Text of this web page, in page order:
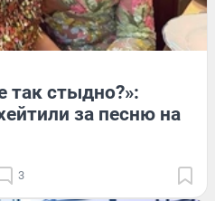
так стыдно?»:
за песню на
3